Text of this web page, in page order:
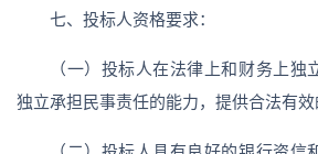
七、投标人资格要求：
（一）投标人在法律上和财务上独
独立承担民事责任的能力，提供合法有效